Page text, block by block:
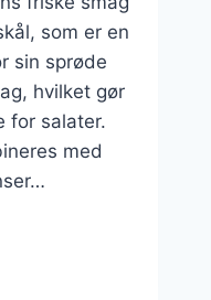
som er en
sin sprøde
hvilket gør
for salater.
med